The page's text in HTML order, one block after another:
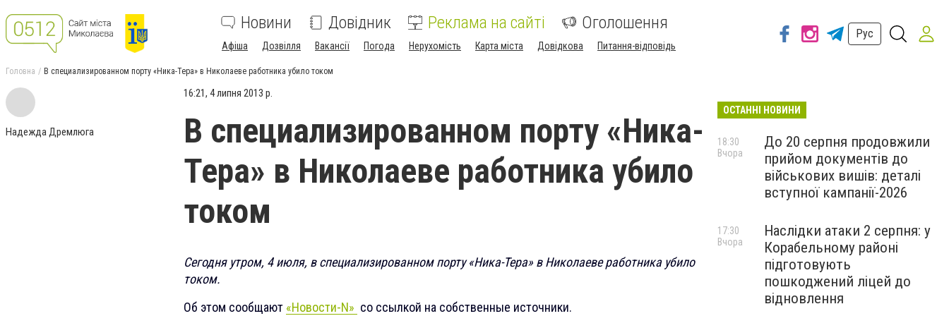
Новини Довідник Реклама на сайті Оголошення
Афіша Дозвілля Вакансії Погода Нерухомість Карта міста Довідкова Питання-відповідь
Рус
Головна В специализированном порту «Ника-Тера» в Николаеве работника убило током
Надежда Дремлюга
16:21, 4 липня 2013 р.
В специализированном порту «Ника-
Тера» в Николаеве работника убило
током
Сегодня утром, 4 июля, в специализированном порту «Ника-Тера» в Николаеве работника убило
током.
Об этом сообщают «Новости-N» со ссылкой на собственные источники.
ОСТАННІ НОВИНИ
До 20 серпня продовжили
прийом документів до
військових вишів: деталі
вступної кампанії-2026
18:30
Вчора
Наслідки атаки 2 серпня: у
Корабельному районі
підготовують
пошкоджений ліцей до
відновлення
17:30
Вчора